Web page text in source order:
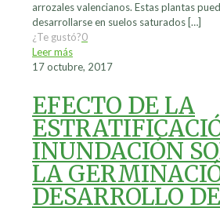
arrozales valencianos. Estas plantas
desarrollarse en suelos saturados […]
¿Te gustó?0
Leer más
17 octubre, 2017
EFECTO DE LA
INUNDACIÓN
LA
DESARROLLO DE